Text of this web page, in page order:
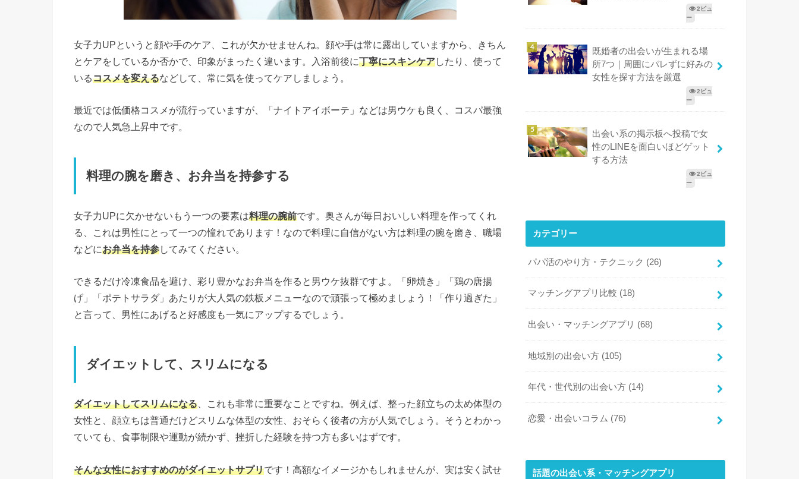
女子力UPというと顔や手のケア、これが欠かせませんね。顔や手は常に露出していますから、きちん
とケアをしているか否かで、印象がまったく違います。入浴前後に丁寧にスキンケアしたり、使って
いるコスメを変えるなどして、常に気を使ってケアしましょう。
最近では低価格コスメが流行っていますが、「ナイトアイボーテ」などは男ウケも良く、コスパ最強
なので人気急上昇中です。
料理の腕を磨き、お弁当を持参する
女子力UPに欠かせないもう一つの要素は料理の腕前です。奥さんが毎日おいしい料理を作ってくれ
る、これは男性にとって一つの憧れであります！なので料理に自信がない方は料理の腕を磨き、職場
などにお弁当を持参してみてください。
できるだけ冷凍食品を避け、彩り豊かなお弁当を作ると男ウケ抜群ですよ。「卵焼き」「鶏の唐揚
げ」「ポテトサラダ」あたりが大人気の鉄板メニューなので頑張って極めましょう！「作り過ぎた」
と言って、男性にあげると好感度も一気にアップするでしょう。
ダイエットして、スリムになる
ダイエットしてスリムになる 、これも非常に重要なことですね。例えば、整った顔立ちの太め体型の
女性と、顔立ちは普通だけどスリムな体型の女性、おそらく後者の方が人気でしょう。そうとわかっ
ていても、食事制限や運動が続かず、挫折した経験を持つ方も多いはずです。
そんな女性におすすめのがダイエットサプリです！高額なイメージかもしれませんが、実は安く試せ
2ビュ
ー
既婚者の出会いが生まれる場
所7つ｜周囲にバレずに好みの
女性を探す方法を厳選
2ビュ
ー
出会い系の掲示板へ投稿で女
性のLINEを面白いほどゲット
する方法
2ビュ
ー
カテゴリー
パパ活のやり方・テクニック (26)
マッチングアプリ比較 (18)
出会い・マッチングアプリ (68)
地域別の出会い方 (105)
年代・世代別の出会い方 (14)
恋愛・出会いコラム (76)
話題の出会い系・マッチングアプリ